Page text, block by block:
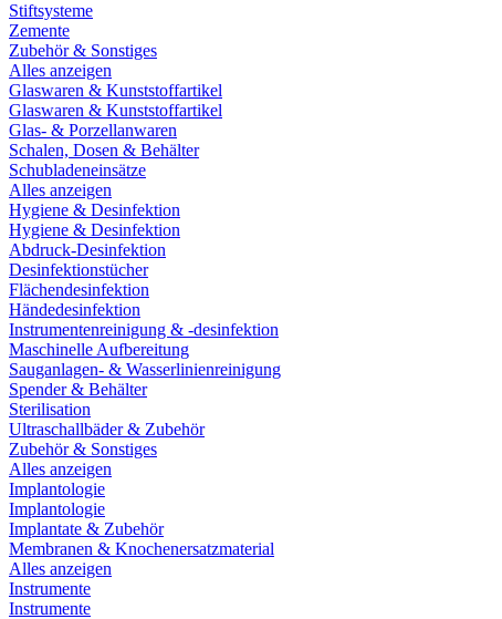
Stiftsysteme
Zemente
Zubehör & Sonstiges
Alles anzeigen
Glaswaren & Kunststoffartikel
Glaswaren & Kunststoffartikel
Glas- & Porzellanwaren
Schalen, Dosen & Behälter
Schubladeneinsätze
Alles anzeigen
Hygiene & Desinfektion
Hygiene & Desinfektion
Abdruck-Desinfektion
Desinfektionstücher
Flächendesinfektion
Händedesinfektion
Instrumentenreinigung & -desinfektion
Maschinelle Aufbereitung
Sauganlagen- & Wasserlinienreinigung
Spender & Behälter
Sterilisation
Ultraschallbäder & Zubehör
Zubehör & Sonstiges
Alles anzeigen
Implantologie
Implantologie
Implantate & Zubehör
Membranen & Knochenersatzmaterial
Alles anzeigen
Instrumente
Instrumente